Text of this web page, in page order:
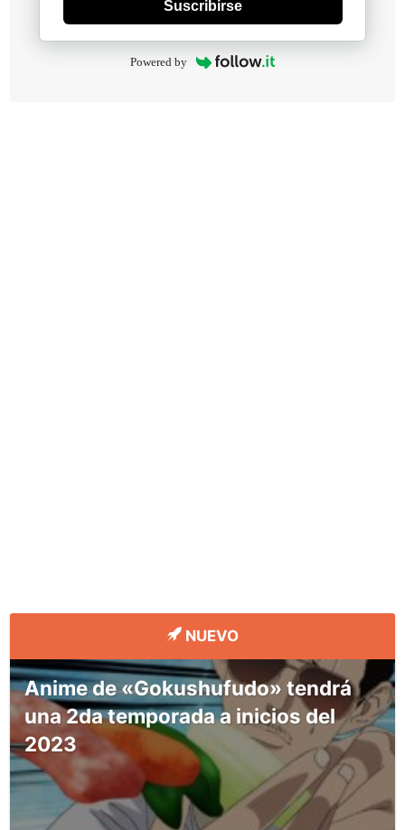
Suscribirse
Powered by
NUEVO
Anime de «Gokushufudo» tendrá
una 2da temporada a inicios del
2023